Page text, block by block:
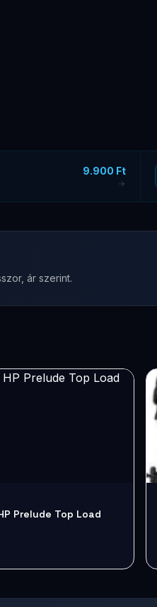
9.900 Ft
ár szerint.
Prelude Top Load